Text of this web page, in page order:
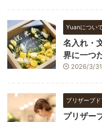
Yuanについ
名入れ・
界に一つ
2026/3/31
プリザーブ
プリザー